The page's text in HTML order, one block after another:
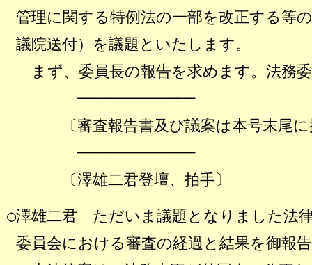
管理に関する特例法の一部を改正する等
議院送付）を議題といたします。
まず、委員長の報告を求めます。法務
─────────────
〔審査報告書及び議案は本号末尾に
─────────────
〔澤雄二君登壇、拍手〕
○澤雄二君 ただいま議題となりました法
委員会における審査の経過と結果を御報